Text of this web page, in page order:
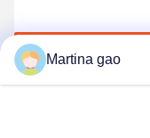
Elastische
Krijg Beste
Martina gao